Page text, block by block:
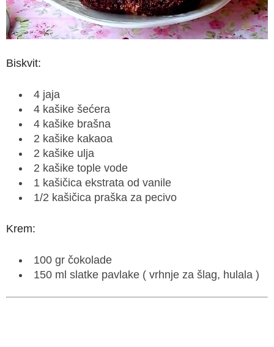
Biskvit:
4 jaja
4 kašike šećera
4 kašike brašna
2 kašike kakaoa
2 kašike ulja
2 kašike tople vode
1 kašičica ekstrata od vanile
1/2 kašičica praška za pecivo
Krem:
100 gr čokolade
150 ml slatke pavlake ( vrhnje za šlag, hulala )